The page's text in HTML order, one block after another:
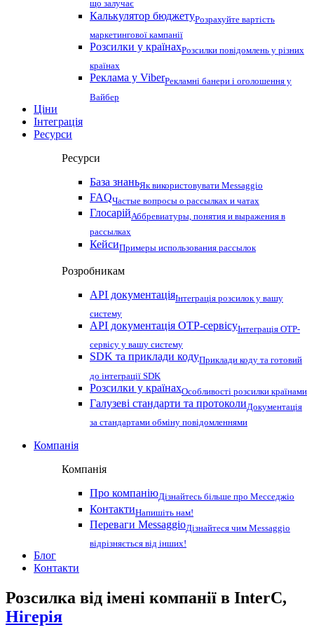
що залучає
Калькулятор бюджетуРозрахуйте вартість
маркетингової кампанії
Розсилки у країнахРозсилки повідомлень у різних
країнах
Реклама у ViberРекламні банери і оголошення у
Вайбер
Ціни
Інтеграція
Ресурси
Ресурси
База знаньЯк використовувати Messaggio
FAQЧастые вопросы о рассылках и чатах
ГлосарійАббревиатуры, понятия и выражения в
рассылках
КейсиПримеры использования рассылок
Розробникам
API документаціяІнтеграція розсилок у вашу
систему
API документація OTP-сервісуІнтеграція OTP-
сервісу у вашу систему
SDK та приклади кодуПриклади коду та готовий
до інтеграції SDK
Розсилки у країнахОсобливості розсилки країнами
Галузеві стандарти та протоколиДокументація
за стандартами обміну повідомленнями
Компанія
Компанія
Про компаніюДізнайтесь більше про Месседжіо
КонтактиНапишіть нам!
Переваги MessaggioДізнайтеся чим Messaggio
відрізняється від інших!
Блог
Контакти
Розсилка від імені компанії в InterC,
Нігерія